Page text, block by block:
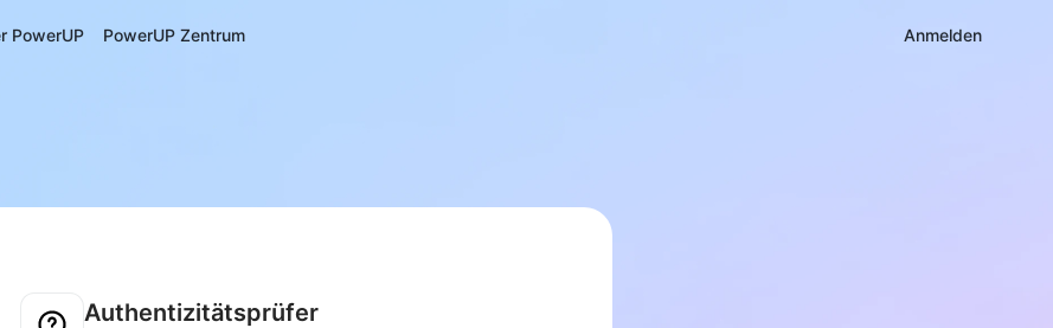
PowerUP PowerUP Zentrum Anmelden
Authentizitätsprüfer